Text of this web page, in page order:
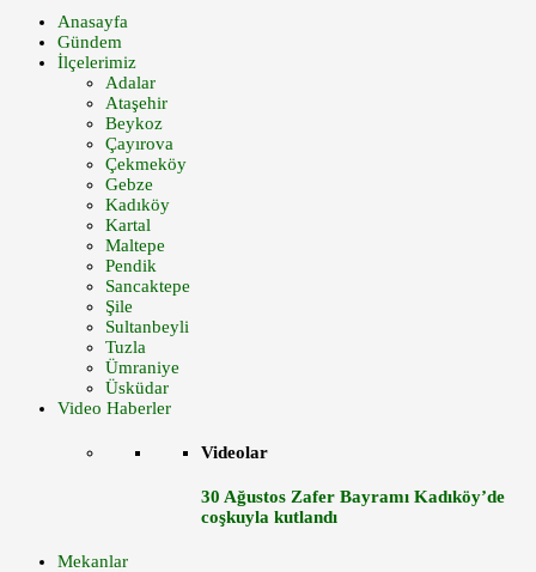
Anasayfa
Gündem
İlçelerimiz
Adalar
Ataşehir
Beykoz
Çayırova
Çekmeköy
Gebze
Kadıköy
Kartal
Maltepe
Pendik
Sancaktepe
Şile
Sultanbeyli
Tuzla
Ümraniye
Üsküdar
Video Haberler
Videolar
30 Ağustos Zafer Bayramı Kadıköy’de
coşkuyla kutlandı
Mekanlar